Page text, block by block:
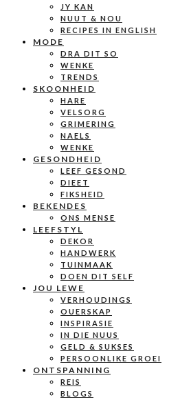
JY KAN
NUUT & NOU
RECIPES IN ENGLISH
MODE
DRA DIT SO
WENKE
TRENDS
SKOONHEID
HARE
VELSORG
GRIMERING
NAELS
WENKE
GESONDHEID
LEEF GESOND
DIEET
FIKSHEID
BEKENDES
ONS MENSE
LEEFSTYL
DEKOR
HANDWERK
TUINMAAK
DOEN DIT SELF
JOU LEWE
VERHOUDINGS
OUERSKAP
INSPIRASIE
IN DIE NUUS
GELD & SUKSES
PERSOONLIKE GROEI
ONTSPANNING
REIS
BLOGS